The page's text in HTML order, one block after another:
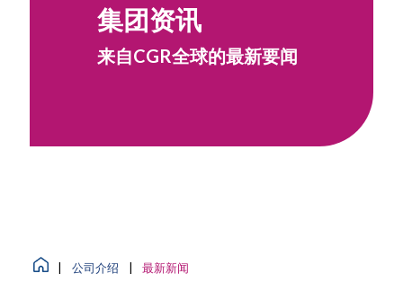
集团资讯
来自CGR全球的最新要闻
公司介绍 最新新闻